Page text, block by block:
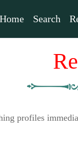
Home Search
profiles